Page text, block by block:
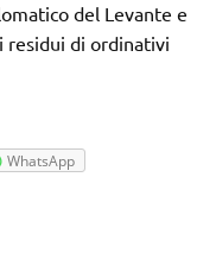
del Levante e
residui di ordinativi
WhatsApp